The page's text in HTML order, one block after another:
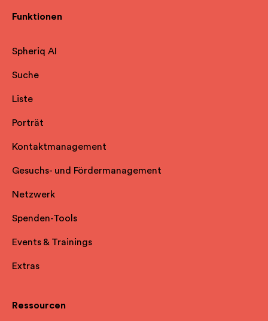
Funktionen
Spheriq AI
Suche
Liste
Porträt
Kontaktmanagement
Gesuchs- und Fördermanagement
Netzwerk
Spenden-Tools
Events & Trainings
Extras
Ressourcen